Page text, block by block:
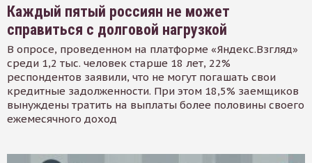
Каждый пятый россиян не может
справиться с долговой нагрузкой
В опросе, проведенном на платформе «Яндекс.Взгляд»
среди 1,2 тыс. человек старше 18 лет, 22%
респондентов заявили, что не могут погашать свои
кредитные задолженности. При этом 18,5% заемщиков
вынуждены тратить на выплаты более половины своего
ежемесячного доход